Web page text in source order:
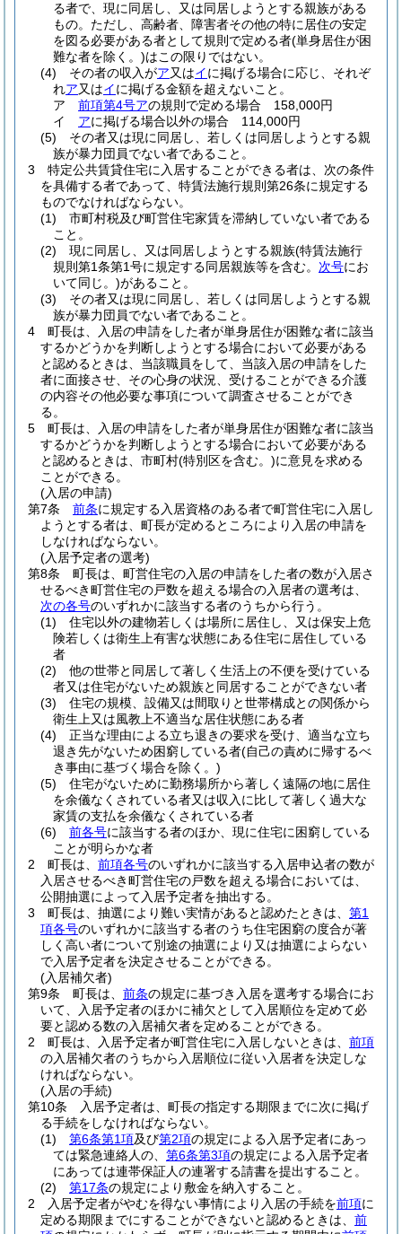
る者で、現に同居し、又は同居しようとする親族がある
もの。 ただし、高齢者、障害者その他の特に居住の安定
を図る必要がある者として規則で定める者(単身居住が困
難な者を除く。)はこの限りではない。
(4)
その者の収入がア又はイに掲げる場合に応じ、それぞ
れア又はイに掲げる金額を超えないこと。
ア
前項第4号アの規則で定める場合 158,000円
イ
アに掲げる場合以外の場合 114,000円
(5)
その者又は現に同居し、若しくは同居しようとする親
族が暴力団員でない者であること。
3
特定公共賃貸住宅に入居することができる者は、次の条件
を具備する者であって、特賃法施行規則第26条に規定する
ものでなければならない。
(1)
市町村税及び町営住宅家賃を滞納していない者である
こと。
(2)
現に同居し、又は同居しようとする親族(特賃法施行
規則第1条第1号に規定する同居親族等を含む。 次号にお
いて同じ。)があること。
(3)
その者又は現に同居し、若しくは同居しようとする親
族が暴力団員でない者であること。
4
町長は、入居の申請をした者が単身居住が困難な者に該当
するかどうかを判断しようとする場合において必要がある
と認めるときは、当該職員をして、当該入居の申請をした
者に面接させ、その心身の状況、受けることができる介護
の内容その他必要な事項について調査させることができ
る。
5
町長は、入居の申請をした者が単身居住が困難な者に該当
するかどうかを判断しようとする場合において必要がある
と認めるときは、市町村(特別区を含む。)に意見を求める
ことができる。
(入居の申請)
第7条
前条に規定する入居資格のある者で町営住宅に入居し
ようとする者は、町長が定めるところにより入居の申請を
しなければならない。
(入居予定者の選考)
第8条
町長は、町営住宅の入居の申請をした者の数が入居さ
せるべき町営住宅の戸数を超える場合の入居者の選考は、
次の各号のいずれかに該当する者のうちから行う。
(1)
住宅以外の建物若しくは場所に居住し、又は保安上危
険若しくは衛生上有害な状態にある住宅に居住している
者
(2)
他の世帯と同居して著しく生活上の不便を受けている
者又は住宅がないため親族と同居することができない者
(3)
住宅の規模、設備又は間取りと世帯構成との関係から
衛生上又は風教上不適当な居住状態にある者
(4)
正当な理由による立ち退きの要求を受け、適当な立ち
退き先がないため困窮している者(自己の責めに帰するべ
き事由に基づく場合を除く。)
(5)
住宅がないために勤務場所から著しく遠隔の地に居住
を余儀なくされている者又は収入に比して著しく過大な
家賃の支払を余儀なくされている者
(6)
前各号に該当する者のほか、現に住宅に困窮している
ことが明らかな者
2
町長は、 前項各号のいずれかに該当する入居申込者の数が
入居させるべき町営住宅の戸数を超える場合においては、
公開抽選によって入居予定者を抽出する。
3
町長は、抽選により難い実情があると認めたときは、 第1
項各号のいずれかに該当する者のうち住宅困窮の度合が著
しく高い者について別途の抽選により又は抽選によらない
で入居予定者を決定させることができる。
(入居補欠者)
第9条
町長は、 前条の規定に基づき入居を選考する場合にお
いて、入居予定者のほかに補欠として入居順位を定めて必
要と認める数の入居補欠者を定めることができる。
2
町長は、入居予定者が町営住宅に入居しないときは、 前項
の入居補欠者のうちから入居順位に従い入居者を決定しな
ければならない。
(入居の手続)
第10条
入居予定者は、町長の指定する期限までに次に掲げ
る手続をしなければならない。
(1)
第6条第1項及び第2項の規定による入居予定者にあっ
ては緊急連絡人の、 第6条第3項の規定による入居予定者
にあっては連帯保証人の連署する請書を提出すること。
(2)
第17条の規定により敷金を納入すること。
2
入居予定者がやむを得ない事情により入居の手続を前項に
定める期限までにすることができないと認めるときは、 前